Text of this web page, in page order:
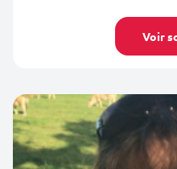
Voir